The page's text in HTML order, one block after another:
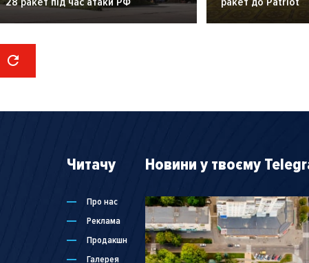
Читачу
Про нас
Реклама
Продакшн
Галерея
Новини у твоєму